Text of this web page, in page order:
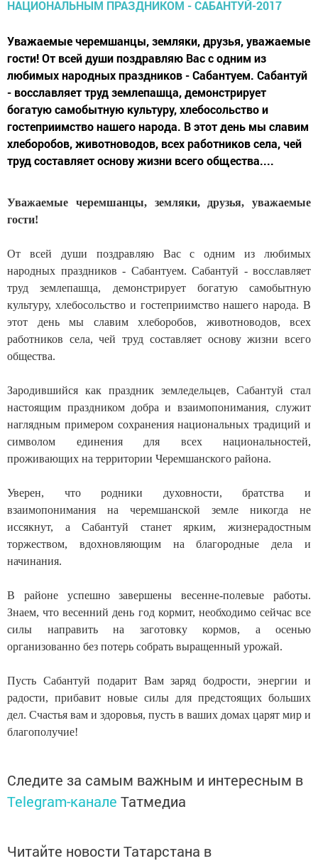
Уважаемые черемшанцы, земляки, друзья, уважаемые
гости! От всей души поздравляю Вас с одним из
любимых народных праздников - Сабантуем. Сабантуй
- восславляет труд землепашца, демонстрирует
богатую самобытную культуру, хлебосольство и
гостеприимство нашего народа. В этот день мы славим
хлеборобов, животноводов, всех работников села, чей
труд составляет основу жизни всего общества....
Уважаемые черемшанцы, земляки, друзья, уважаемые
гости!
От всей души поздравляю Вас с одним из любимых
народных праздников - Сабантуем. Сабантуй - восславляет
труд землепашца, демонстрирует богатую самобытную
культуру, хлебосольство и гостеприимство нашего народа. В
этот день мы славим хлеборобов, животноводов, всех
работников села, чей труд составляет основу жизни всего
общества.
Зародившийся как праздник земледельцев, Сабантуй стал
настоящим праздником добра и взаимопонимания, служит
наглядным примером сохранения национальных традиций и
символом единения для всех национальностей,
проживающих на территории Черемшанского района.
Уверен, что родники духовности, братства и
взаимопонимания на черемшанской земле никогда не
иссякнут, а Сабантуй станет ярким, жизнерадостным
торжеством, вдохновляющим на благородные дела и
начинания.
В районе успешно завершены весенне-полевые работы.
Знаем, что весенний день год кормит, необходимо сейчас все
силы направить на заготовку кормов, а осенью
организованно без потерь собрать выращенный урожай.
Пусть Сабантуй подарит Вам заряд бодрости, энергии и
радости, прибавит новые силы для предстоящих больших
дел. Счастья вам и здоровья, пусть в ваших домах царят мир и
благополучие!
Следите за самым важным и интересным в
Telegram-канале Татмедиа
Читайте новости Татарстана в